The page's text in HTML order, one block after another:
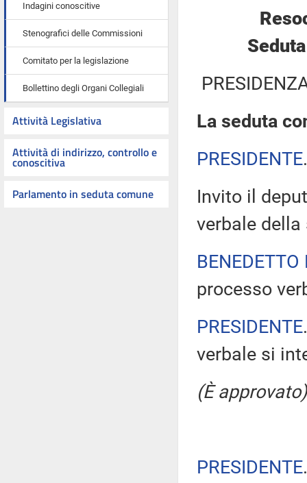
Indagini conoscitive
Stenografici delle Commissioni
Comitato per la legislazione
Bollettino degli Organi Collegiali
Attività Legislativa
Attività di indirizzo, controllo e
conoscitiva
Parlamento in seduta comune
La seduta
PRESIDENTE
Invito il
verbale della
processo
PRESIDENTE
verbale si
(È approvato)
PRESIDENTE